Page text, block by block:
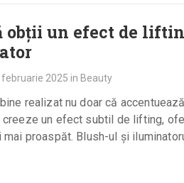
obții un efect de
februarie 2025 in Beauty
realizat nu doar că
un efect subtil de lifting,
mai proaspăt. Blush-ul și